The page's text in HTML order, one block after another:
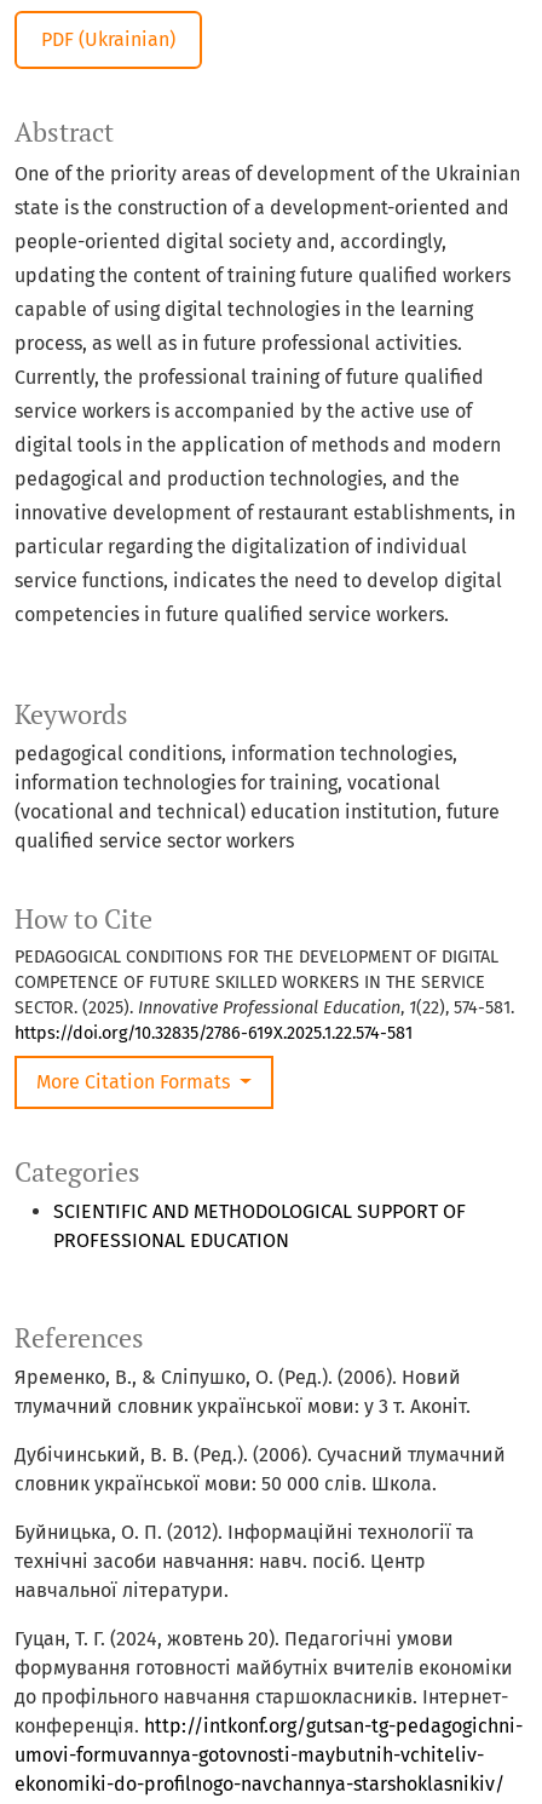
PDF (Ukrainian)
Keywords
pedagogical conditions, information technologies,
information technologies for training, vocational
(vocational and technical) education institution, future
qualified service sector workers
Categories
SCIENTIFIC AND METHODOLOGICAL SUPPORT OF
PROFESSIONAL EDUCATION
How to Cite
PEDAGOGICAL CONDITIONS FOR THE DEVELOPMENT OF DIGITAL
COMPETENCE OF FUTURE SKILLED WORKERS IN THE SERVICE
SECTOR. (2025). Innovative Professional Education, 1(22), 574-581.
https://doi.org/10.32835/2786-619X.2025.1.22.574-581
More Citation Formats
Abstract
One of the priority areas of development of the Ukrainian
state is the construction of a development-oriented and
people-oriented digital society and, accordingly,
updating the content of training future qualified workers
capable of using digital technologies in the learning
process, as well as in future professional activities.
Currently, the professional training of future qualified
service workers is accompanied by the active use of
digital tools in the application of methods and modern
pedagogical and production technologies, and the
innovative development of restaurant establishments, in
particular regarding the digitalization of individual
service functions, indicates the need to develop digital
competencies in future qualified service workers.
References
Яременко, В., & Сліпушко, О. (Ред.). (2006). Новий
тлумачний словник української мови: у 3 т. Аконіт.
Дубічинський, B. В. (Ред.). (2006). Сучасний тлумачний
словник української мови: 50 000 слів. Школа.
Буйницька, О. П. (2012). Інформаційні технології та
технічні засоби навчання: навч. посіб. Центр
навчальної літератури.
Гуцан, Т. Г. (2024, жовтень 20). Педагогічні умови
формування готовності майбутніх вчителів економіки
до профільного навчання старшокласників. Інтернет-
конференція. http://intkonf.org/gutsan-tg-pedagogichni-
umovi-formuvannya-gotovnosti-maybutnih-vchiteliv-
ekonomiki-do-profilnogo-navchannya-starshoklasnikiv/